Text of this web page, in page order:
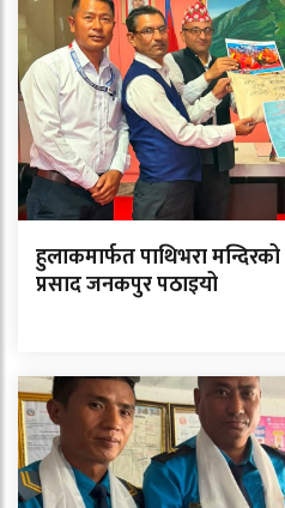
हुलाकमार्फत पाथिभरा
प्रसाद जनकपुर पठाइयो